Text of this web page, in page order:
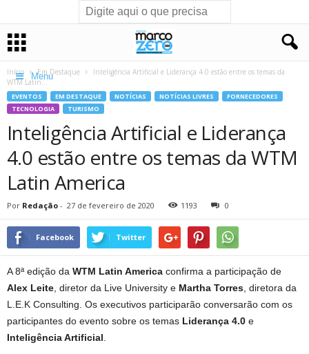
Menu
Início Em Destaque
Inteligência Artificial e Liderança 4.0 estão entre os temas da
WTM Latin...
EVENTOS EM DESTAQUE NOTÍCIAS NOTÍCIAS LIVRES
FORNECEDORES
TECNOLOGIA
TURISMO
Inteligência Artificial e Liderança
4.0 estão entre os temas da WTM
Latin America
Por Redação - 27 de fevereiro de 2020 1193 0
Facebook Twitter
A 8ª edição da WTM Latin America confirma a participação de
Alex Leite , diretor da Live University e Martha Torres , diretora da
L.E.K Consulting. Os executivos participarão conversarão com os
participantes do evento sobre os temas Liderança 4.0 e
Inteligência Artificial